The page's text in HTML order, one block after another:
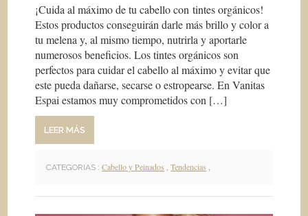
¡Cuida al máximo de tu cabello con tintes orgánicos!
Estos productos conseguirán darle más brillo y color a
tu melena y, al mismo tiempo, nutrirla y aportarle
numerosos beneficios. Los tintes orgánicos son
perfectos para cuidar el cabello al máximo y evitar que
este pueda dañarse, secarse o estropearse. En Vanitas
Espai estamos muy comprometidos con […]
LEER MÁS
CATEGORIAS : Cabello y Peinados ,Tendencias